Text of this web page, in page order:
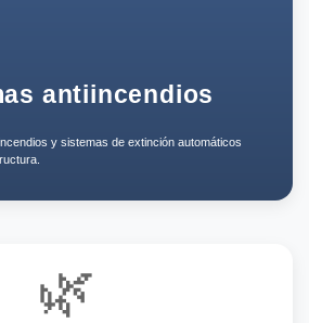
antiincendios
y sistemas de extinción automáticos
🌿